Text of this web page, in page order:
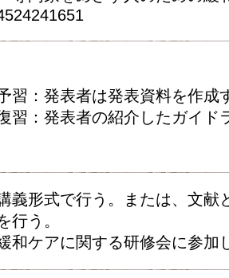
習：発表者は発表資料を作成
習：発表者の紹介したガイド
義形式で行う。または、文献
行う。
和ケアに関する研修会に参加